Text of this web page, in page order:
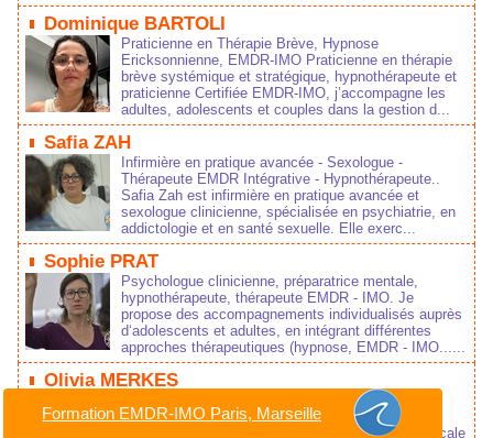
Dominique BARTOLI
Praticienne en Thérapie Brève, Hypnose
Ericksonnienne, EMDR-IMO Praticienne en thérapie
brève systémique et stratégique, hypnothérapeute et
praticienne Certifiée EMDR-IMO, j’accompagne les
adultes, adolescents et couples dans la gestion d...
Safia ZAH
Infirmière en pratique avancée - Sexologue -
Thérapeute EMDR Intégrative - Hypnothérapeute..
Safia Zah est infirmière en pratique avancée et
sexologue clinicienne, spécialisée en psychiatrie, en
addictologie et en santé sexuelle. Elle exerc...
Sophie PRAT
Psychologue clinicienne, préparatrice mentale,
hypnothérapeute, thérapeute EMDR - IMO. Je
propose des accompagnements individualisés auprès
d‘adolescents et adultes, en intégrant différentes
approches thérapeutiques (hypnose, EMDR - IMO......
Olivia MERKES
EMDR près de Bordeaux: Infirmière de formation,
Hypnothérapeute, Thérapeute EMDR Intégrative.
Infirmière de formation, je pratique l’hypnose médicale
Formation EMDR-IMO Paris, Marseille